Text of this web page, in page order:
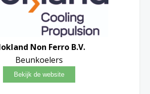
Non Ferro B.V.
Beunkoelers